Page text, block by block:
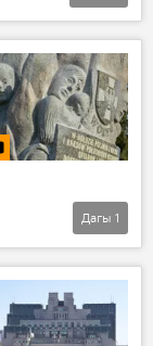
Дагы 1